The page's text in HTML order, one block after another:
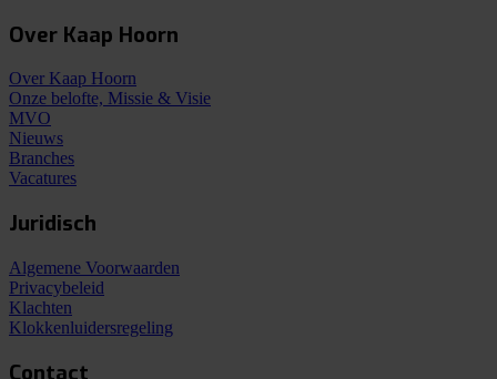
Over Kaap Hoorn
Over Kaap Hoorn
Onze belofte, Missie & Visie
MVO
Nieuws
Branches
Vacatures
Juridisch
Algemene Voorwaarden
Privacybeleid
Klachten
Klokkenluidersregeling
Contact